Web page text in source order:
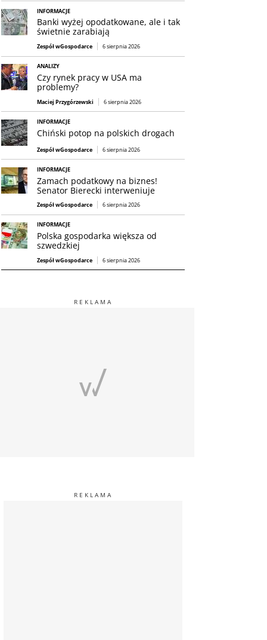
INFORMACJE
Banki wyżej opodatkowane, ale i tak
świetnie zarabiają
Zespół wGospodarce 6 sierpnia 2026
ANALIZY
Czy rynek pracy w USA ma
problemy?
Maciej Przygórzewski 6 sierpnia 2026
INFORMACJE
Chiński potop na polskich drogach
Zespół wGospodarce 6 sierpnia 2026
INFORMACJE
Zamach podatkowy na biznes!
Senator Bierecki interweniuje
Zespół wGospodarce 6 sierpnia 2026
INFORMACJE
Polska gospodarka większa od
szwedzkiej
Zespół wGospodarce 6 sierpnia 2026